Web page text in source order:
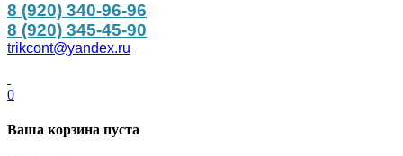
8 (920) 340-96-96
8 (920) 345-45-90
trikcont@yandex.ru
0
Ваша корзина пуста